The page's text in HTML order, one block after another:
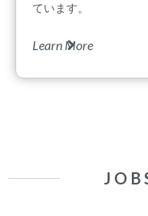
ています。
Learn More